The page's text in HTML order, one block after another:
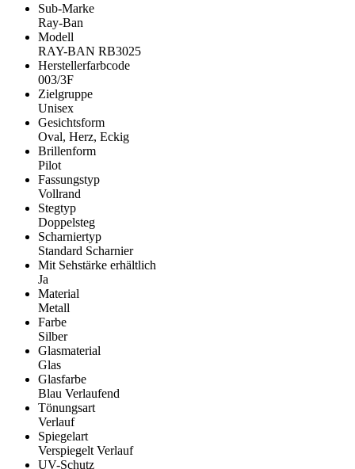
Sub-Marke
Ray-Ban
Modell
RAY-BAN RB3025
Herstellerfarbcode
003/3F
Zielgruppe
Unisex
Gesichtsform
Oval, Herz, Eckig
Brillenform
Pilot
Fassungstyp
Vollrand
Stegtyp
Doppelsteg
Scharniertyp
Standard Scharnier
Mit Sehstärke erhältlich
Ja
Material
Metall
Farbe
Silber
Glasmaterial
Glas
Glasfarbe
Blau Verlaufend
Tönungsart
Verlauf
Spiegelart
Verspiegelt Verlauf
UV-Schutz